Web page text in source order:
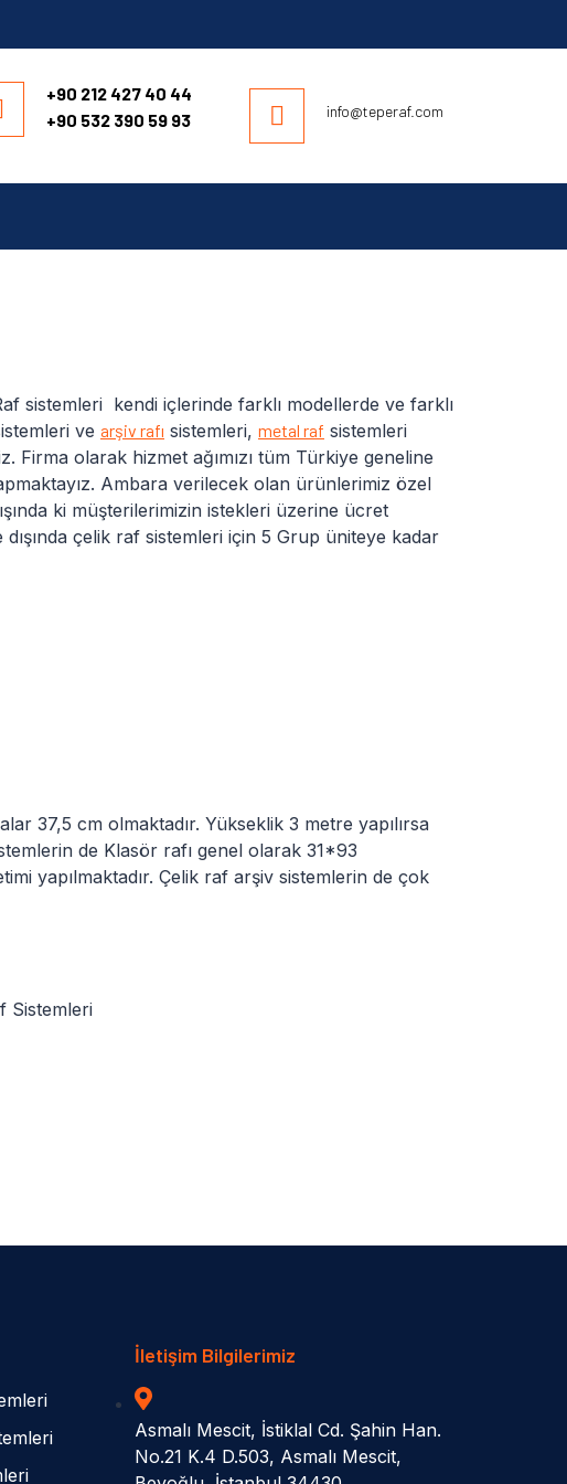
+90 212 427 40 44
+90 532 390 59 93
info@teperaf.com
sistemleri kendi içlerinde farklı modellerde ve farklı
ve arşiv rafı sistemleri, metal raf sistemleri
Firma olarak hizmet ağımızı tüm Türkiye geneline
Ambara verilecek olan ürünlerimiz özel
ki müşterilerimizin istekleri üzerine ücret
çelik raf sistemleri için 5 Grup üniteye kadar
37,5 cm olmaktadır. Yükseklik 3 metre yapılırsa
de Klasör rafı genel olarak 31*93
yapılmaktadır. Çelik raf arşiv sistemlerin de çok
Sistemleri
İletişim Bilgilerimiz
Asmalı Mescit, İstiklal Cd. Şahin Han.
No.21 K.4 D.503, Asmalı Mescit,